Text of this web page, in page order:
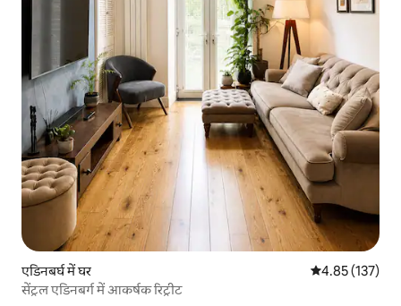
एडिनबर्घ में घर औसत रेटिंग 5 में से
4.85 (137)
सेंट्रल एडिनबर्ग में आकर्षक रिट्रीट